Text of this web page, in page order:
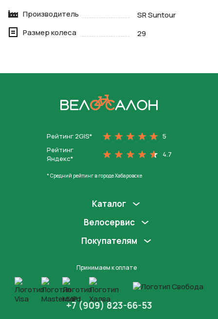
Производитель
SR Suntour
Размер колеса
29
Рейтинг 2GIS*
5
Рейтинг
Яндекс*
4.7
* Средний рейтинг в городе Хабаровске
Каталог
Велосервис
Покупателям
Принимаем к оплате
+7 (909) 823-66-53